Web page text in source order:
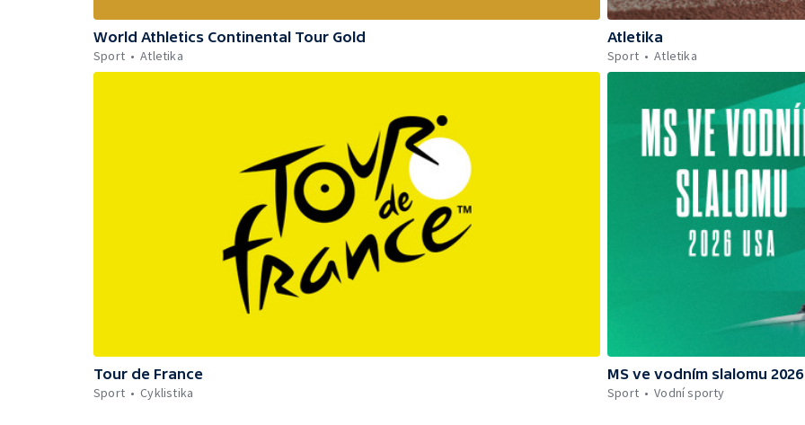
World Athletics Continental Tour Gold
Sport
Atletika
Atletika
Sport
Atletika
Tour de France
Sport
Cyklistika
MS ve vodním slalomu 2026
Sport
Vodní sporty